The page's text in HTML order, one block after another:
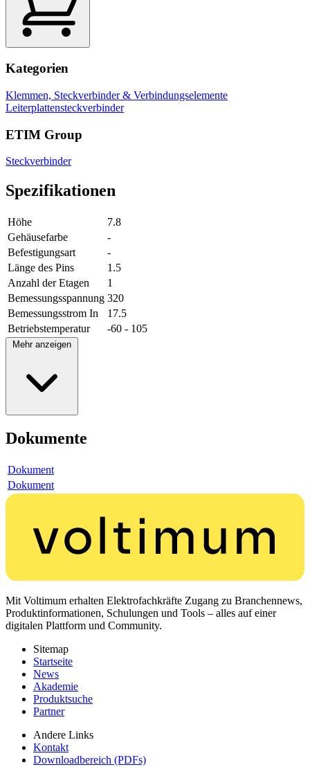
Kategorien
Klemmen, Steckverbinder & Verbindungselemente
Leiterplattensteckverbinder
ETIM Group
Steckverbinder
Spezifikationen
Höhe
7.8
Gehäusefarbe
-
Befestigungsart
-
Länge des Pins
1.5
Anzahl der Etagen
1
Bemessungsspannung 320
Bemessungsstrom In
17.5
Betriebstemperatur
-60 - 105
Mehr anzeigen
Dokumente
Dokument
Dokument
Mit Voltimum erhalten Elektrofachkräfte Zugang zu Branchennews,
Produktinformationen, Schulungen und Tools – alles auf einer
digitalen Plattform und Community.
Sitemap
Startseite
News
Akademie
Produktsuche
Partner
Andere Links
Kontakt
Downloadbereich (PDFs)